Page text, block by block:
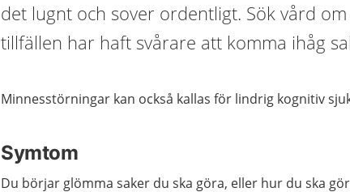
det lugnt och sover ordentligt. Sök vård
tillfällen har haft svårare att komma ihåg
Minnesstörningar kan också kallas för lindrig kognitiv
Symtom
Du börjar glömma saker du ska göra, eller hur du ska